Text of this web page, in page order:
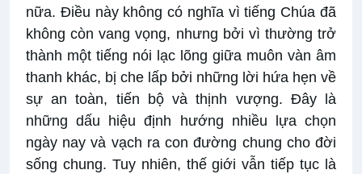
nữa. Điều này không có nghĩa vì tiếng Chúa đã
không còn vang vọng, nhưng bởi vì thường trở
thành một tiếng nói lạc lõng giữa muôn vàn âm
thanh khác, bị che lấp bởi những lời hứa hẹn về
sự an toàn, tiến bộ và thịnh vượng. Đây là
những dấu hiệu định hướng nhiều lựa chọn
ngày nay và vạch ra con đường chung cho đời
sống chung. Tuy nhiên, thế giới vẫn tiếp tục là